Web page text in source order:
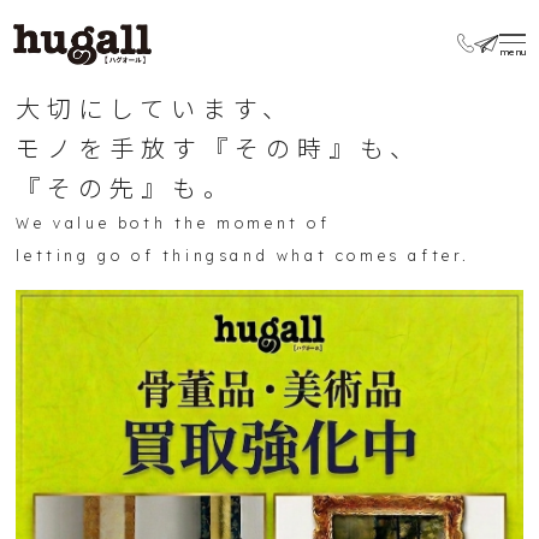
大切にしています、
モノを手放す『その時』も、
『その先』も。
We value both the moment of
letting go of thingsand what comes after.